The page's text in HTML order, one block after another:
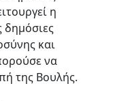
η
δημόσιες
και
να
της Βουλής.